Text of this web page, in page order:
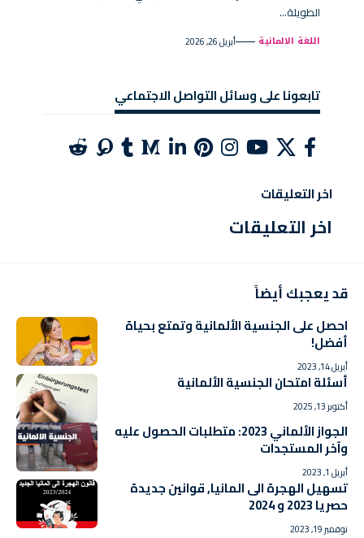
الطويلة…
اللغة الالمانية أبريل 26, 2026
تابعونا على وسائل التواصل الاجتماعي
اخر التعليقات
اخر التعليقات
قد يعجبك أيضاً
احصل على الجنسية الألمانية وتمتع بحياة
أفضل!
أبريل 14, 2023
أسئلة امتحان الجنسية الألمانية
أكتوبر 13, 2025
الجواز الألماني 2023: متطلبات الحصول عليه
وآخر المستجدات
أبريل 1, 2023
تسهيل الهجرة الى المانيا, قوانين جديدة
حصريا 2023 و 2024
نوفمبر 19, 2023